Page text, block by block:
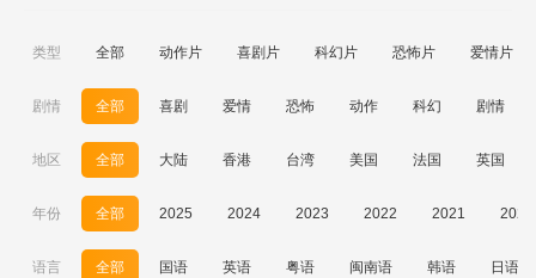
类型 全部 动作片 喜剧片 科幻片 恐怖片 爱情片
剧情 全部 喜剧 爱情 恐怖 动作 科幻 剧情
地区 全部 大陆 香港 台湾 美国 法国 英国
年份 全部 2025 2024 2023 2022 2021 2020
语言 全部 国语 英语 粤语 闽南语 韩语 日语